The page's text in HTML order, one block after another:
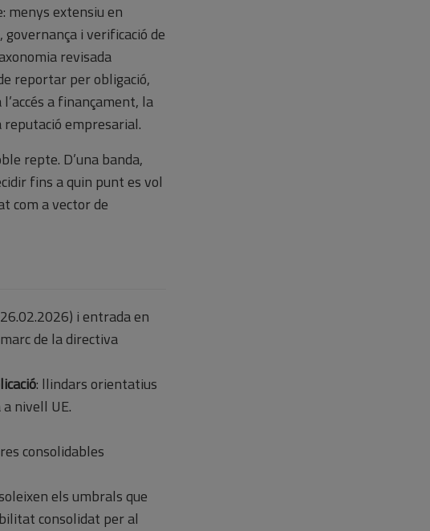
menys extensiu en
i verificació de
revisada
reportar per obligació,
a finançament, la
empresarial.
repte. D’una banda,
fins a quin punt es vol
com a vector de
i entrada en
de la directiva
: llindars orientatius
nivell UE.
consolidables
els umbrals que
consolidat per al